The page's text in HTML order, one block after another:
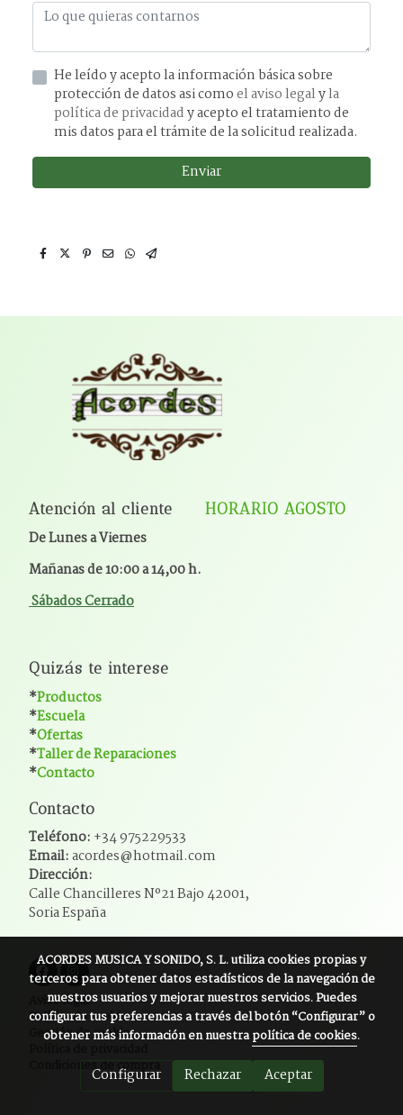
He leído y acepto la información básica sobre
protección de datos asi comoel aviso legalyla
política de privacidady acepto el tratamiento de
mis datos para el trámite de la solicitud realizada.
Enviar
Atención al cliente HORARIO AGOSTO
De Lunes a Viernes
Mañanas de 10:00 a 14,00 h.
Sábados Cerrado
Quizás te interese
*Productos
*Escuela
*Ofertas
*Taller de Reparaciones
*Contacto
Contacto
Teléfono: +34 975229533
Email:acordes@hotmail.com
Dirección:
Calle Chancilleres Nº21 Bajo 42001,
Soria España
Aviso legal
Política de cookies
Gestión de cookies
Condiciones de compra
ACORDES MUSICA Y SONIDO, S. L.utiliza cookies propias y
terceros para obtener datos estadísticos de la navegación de
nuestros usuarios y mejorar nuestros servicios. Puedes
configurar tus preferencias a través del botón “Configurar” o
obtener más información en nuestrapolítica de cookies.
Configurar Rechazar Aceptar